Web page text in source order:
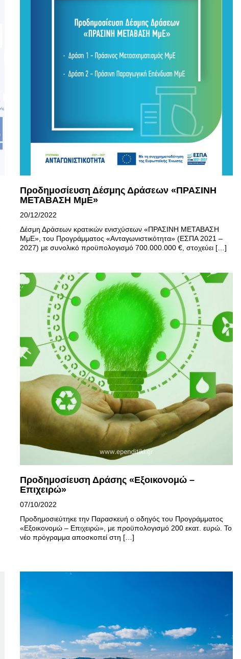
Προδημοσίευση Δέσμης Δράσεων «ΠΡΑΣΙΝΗ
ΜΕΤΑΒΑΣΗ ΜμΕ»
20/12/2022
Δέσμη Δράσεων κρατικών ενισχύσεων «ΠΡΑΣΙΝΗ ΜΕΤΑΒΑΣΗ
ΜμΕ», του Προγράμματος «Ανταγωνιστικότητα» (ΕΣΠΑ 2021 –
2027) με συνολικό προϋπολογισμό 700.000.000 €, στοχεύει […]
Προδημοσίευση Δράσης «Εξοικονομώ –
Επιχειρώ»
07/10/2022
Προδημοσιεύτηκε την Παρασκευή ο οδηγός του Προγράμματος
«Εξοικονομώ – Επιχειρώ», με προϋπολογισμό 200 εκατ. ευρώ. Το
νέο πρόγραμμα αποσκοπεί στη […]